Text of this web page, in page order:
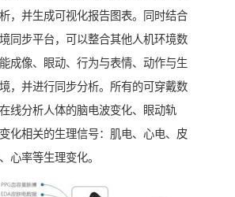
，并生成可视化报告图表。同时结合
同步平台，可以整合其他人机环境数
成像、眼动、行为与表情、动作与生
，并进行同步分析。所有的可穿戴数
线分析人体的脑电波变化、眼动轨
化相关的生理信号：肌电、心电、皮
心率等生理变化。